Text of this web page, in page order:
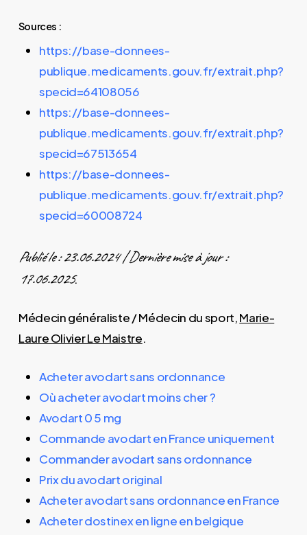
Sources :
https://base-donnees-
publique.medicaments.gouv.fr/extrait.php?
specid=64108056
https://base-donnees-
publique.medicaments.gouv.fr/extrait.php?
specid=67513654
https://base-donnees-
publique.medicaments.gouv.fr/extrait.php?
specid=60008724
Publié le : 23.06.2024 | Dernière mise à jour :
17.06.2025.
Médecin généraliste / Médecin du sport,Marie-
Laure Olivier Le Maistre.
Acheter avodart sans ordonnance
Où acheter avodart moins cher ?
Avodart 0 5 mg
Commande avodart en France uniquement
Commander avodart sans ordonnance
Prix du avodart original
Acheter avodart sans ordonnance en France
Acheter dostinex en ligne en belgique